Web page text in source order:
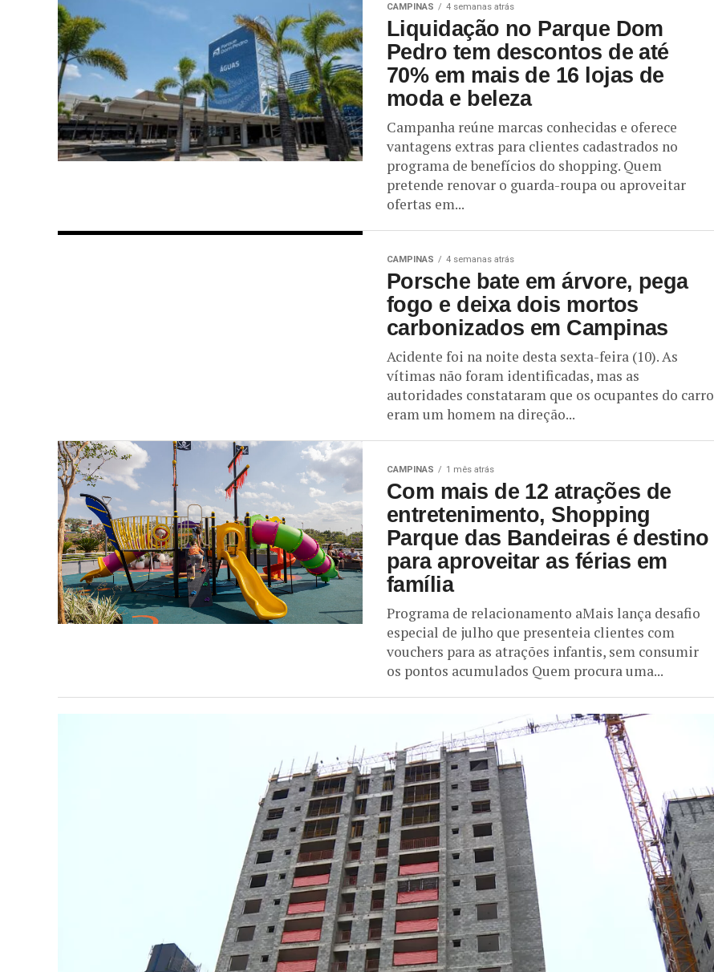
CAMPINAS 4 semanas atrás
Liquidação no Parque Dom
Pedro tem descontos de até
70% em mais de 16 lojas de
moda e beleza
Campanha reúne marcas conhecidas e oferece
vantagens extras para clientes cadastrados no
programa de benefícios do shopping. Quem
pretende renovar o guarda-roupa ou aproveitar
ofertas em...
CAMPINAS 4 semanas atrás
Porsche bate em árvore, pega
fogo e deixa dois mortos
carbonizados em Campinas
Acidente foi na noite desta sexta-feira (10). As
vítimas não foram identificadas, mas as
autoridades constataram que os ocupantes do carro
eram um homem na direção...
CAMPINAS 1 mês atrás
Com mais de 12 atrações de
entretenimento, Shopping
Parque das Bandeiras é destino
para aproveitar as férias em
família
Programa de relacionamento aMais lança desafio
especial de julho que presenteia clientes com
vouchers para as atrações infantis, sem consumir
os pontos acumulados Quem procura uma...